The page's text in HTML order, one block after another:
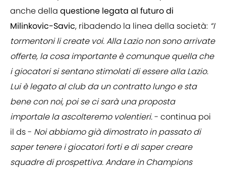
anche della questione legata al futuro di
Milinkovic-Savic, ribadendo la linea della società: “I
tormentoni li create voi. Alla Lazio non sono arrivate
offerte, la cosa importante è comunque quella che
i giocatori si sentano stimolati di essere alla Lazio.
Lui è legato al club da un contratto lungo e sta
bene con noi, poi se ci sarà una proposta
importale la ascolteremo volentieri.- continua poi
il ds - Noi abbiamo già dimostrato in passato di
saper tenere i giocatori forti e di saper creare
squadre di prospettiva. Andare in Champions